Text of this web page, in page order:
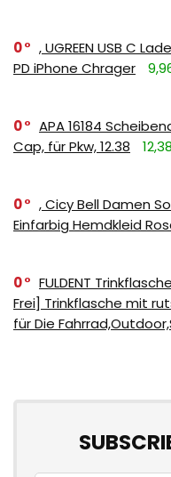
0
, UGREEN USB C
PD iPhone Chrager
0
APA 16184
Cap, für Pkw, 12.38
0
, Cicy Bell Damen
Einfarbig Hemdkleid
0
FULDENT
Frei] Trinkflasche mit
für Die